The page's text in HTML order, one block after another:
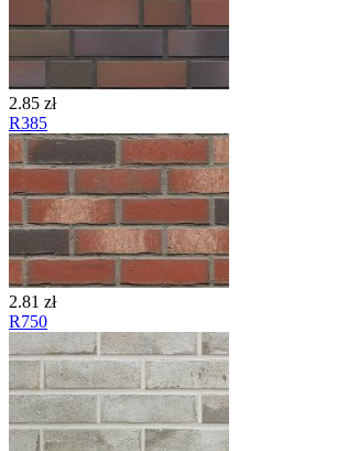
2.85 zł
R385
2.81 zł
R750